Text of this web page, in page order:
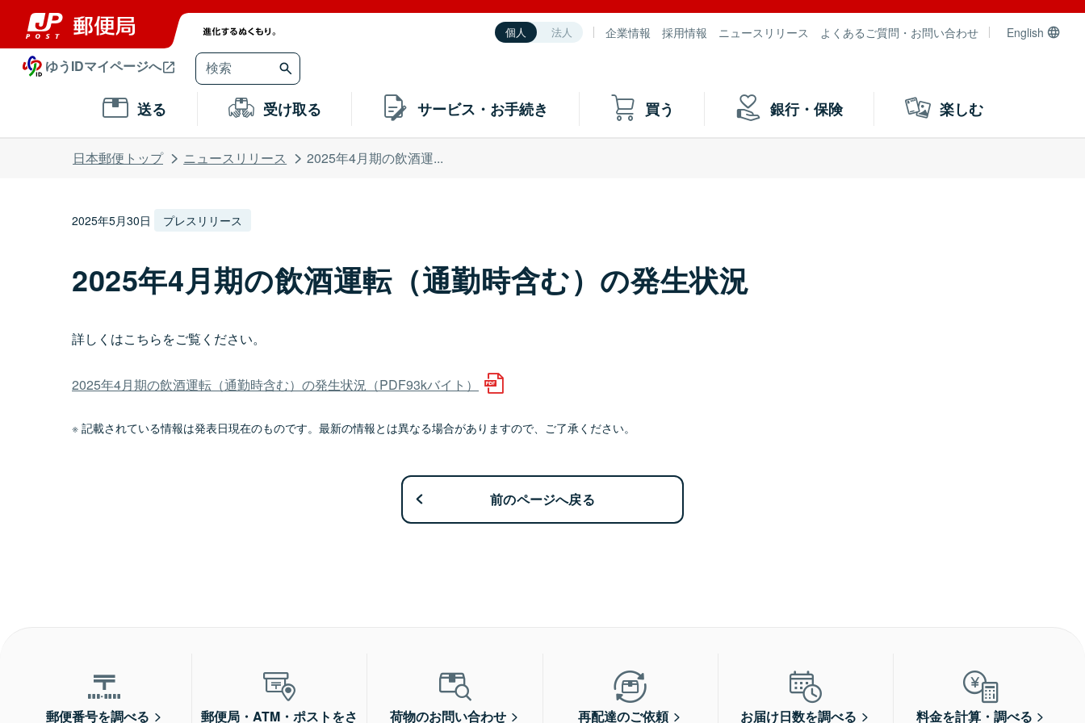
個人 法人 企業情報 採用情報 ニュースリリース よくあるご質問・お問い合わせ English
ゆうIDマイページへ
送る 受け取る サービス・お手続き 買う 銀行・保険 楽しむ
日本郵便トップ ニュースリリース 2025年4月期の飲酒運...
2025年5月30日 プレスリリース
2025年4月期の飲酒運転（通勤時含む）の発生状況
詳しくはこちらをご覧ください。
2025年4月期の飲酒運転（通勤時含む）の発生状況（PDF93kバイト）
記載されている情報は発表日現在のものです。最新の情報とは異なる場合がありますので、ご了承ください。
前のページへ戻る
郵便番号を調べる 郵便局・ATM・ポストをさ 荷物のお問い合わせ 再配達のご依頼 お届け日数を調べる 料金を計算・調べる